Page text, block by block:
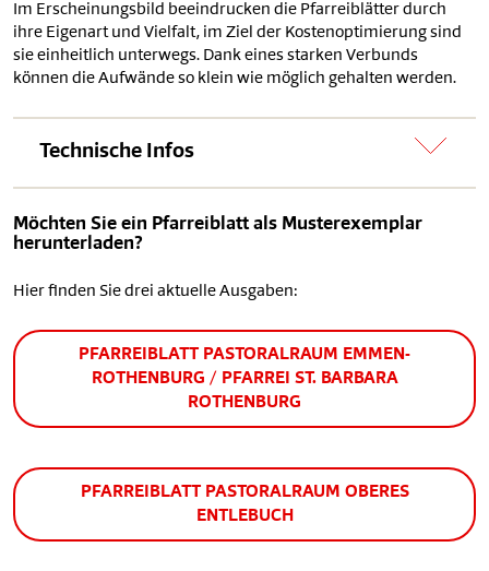
Im Erscheinungsbild beeindrucken die Pfarreiblätter durch
ihre Eigenart und Vielfalt, im Ziel der Kostenoptimierung sind
sie einheitlich unterwegs. Dank eines starken Verbunds
können die Aufwände so klein wie möglich gehalten werden.
Technische Infos
Möchten Sie ein Pfarreiblatt als Musterexemplar
herunterladen?
Hier finden Sie drei aktuelle Ausgaben:
PFARREIBLATT PASTORALRAUM EMMEN-
ROTHENBURG / PFARREI ST. BARBARA
ROTHENBURG
PFARREIBLATT PASTORALRAUM OBERES
ENTLEBUCH